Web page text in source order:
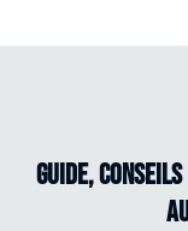
Guide,